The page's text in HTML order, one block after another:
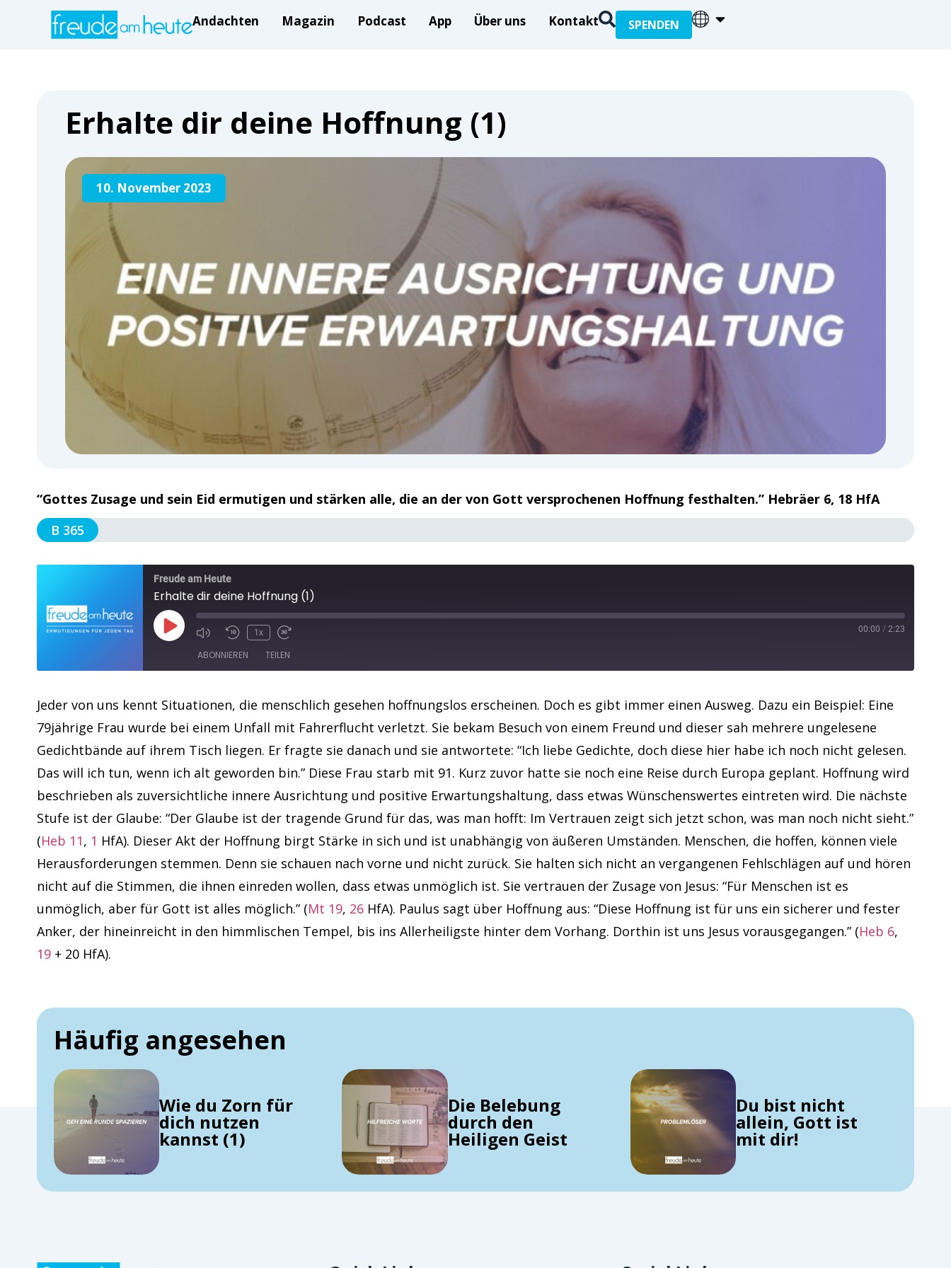
Andachten Magazin Podcast App Über uns Kontakt SPENDEN
Erhalte dir deine Hoffnung (1)
10. November 2023
“Gottes Zusage und sein Eid ermutigen und stärken alle, die an der von Gott versprochenen Hoffnung festhalten.” Hebräer 6, 18 HfA
B 365
Freude am Heute
Erhalte dir deine Hoffnung (1)
1x 00:00 / 2:23
ABONNIEREN TEILEN
Apple Podcasts Spotify
RSS FEED
TEILEN
LINK
EMBED
Jeder von uns kennt Situationen, die menschlich gesehen hoffnungslos erscheinen. Doch es gibt immer einen Ausweg. Dazu ein Beispiel: Eine
79jährige Frau wurde bei einem Unfall mit Fahrerflucht verletzt. Sie bekam Besuch von einem Freund und dieser sah mehrere ungelesene
Gedichtbände auf ihrem Tisch liegen. Er fragte sie danach und sie antwortete: “Ich liebe Gedichte, doch diese hier habe ich noch nicht gelesen.
Das will ich tun, wenn ich alt geworden bin.” Diese Frau starb mit 91. Kurz zuvor hatte sie noch eine Reise durch Europa geplant. Hoffnung wird
beschrieben als zuversichtliche innere Ausrichtung und positive Erwartungshaltung, dass etwas Wünschenswertes eintreten wird. Die nächste
Stufe ist der Glaube: “Der Glaube ist der tragende Grund für das, was man hofft: Im Vertrauen zeigt sich jetzt schon, was man noch nicht sieht.”
(Heb 11, 1 HfA). Dieser Akt der Hoffnung birgt Stärke in sich und ist unabhängig von äußeren Umständen. Menschen, die hoffen, können viele
Herausforderungen stemmen. Denn sie schauen nach vorne und nicht zurück. Sie halten sich nicht an vergangenen Fehlschlägen auf und hören
nicht auf die Stimmen, die ihnen einreden wollen, dass etwas unmöglich ist. Sie vertrauen der Zusage von Jesus: “Für Menschen ist es
unmöglich, aber für Gott ist alles möglich.” (Mt 19, 26 HfA). Paulus sagt über Hoffnung aus: “Diese Hoffnung ist für uns ein sicherer und fester
Anker, der hineinreicht in den himmlischen Tempel, bis ins Allerheiligste hinter dem Vorhang. Dorthin ist uns Jesus vorausgegangen.” (Heb 6,
19 + 20 HfA).
Häufig angesehen
Wie du Zorn für
dich nutzen
kannst (1)
Die Belebung
durch den
Heiligen Geist
Du bist nicht
allein, Gott ist
mit dir!